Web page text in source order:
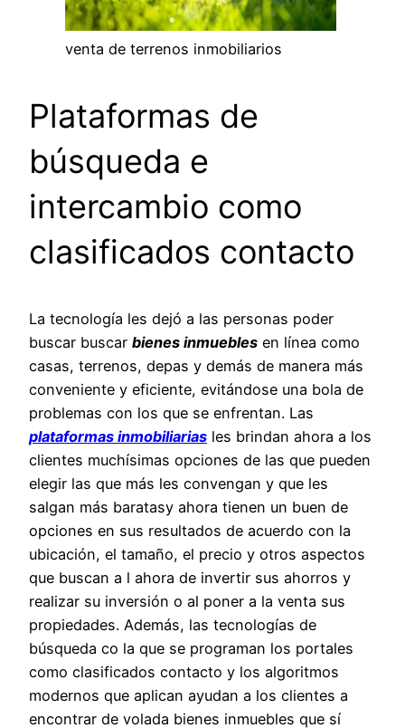
venta de terrenos inmobiliarios
Plataformas de
búsqueda e
intercambio como
clasificados contacto
La tecnología les dejó a las personas poder
buscar buscar bienes inmuebles en línea como
casas, terrenos, depas y demás de manera más
conveniente y eficiente, evitándose una bola de
problemas con los que se enfrentan. Las
plataformas inmobiliarias les brindan ahora a los
clientes muchísimas opciones de las que pueden
elegir las que más les convengan y que les
salgan más baratasy ahora tienen un buen de
opciones en sus resultados de acuerdo con la
ubicación, el tamaño, el precio y otros aspectos
que buscan a l ahora de invertir sus ahorros y
realizar su inversión o al poner a la venta sus
propiedades. Además, las tecnologías de
búsqueda co la que se programan los portales
como clasificados contacto y los algoritmos
modernos que aplican ayudan a los clientes a
encontrar de volada bienes inmuebles que sí